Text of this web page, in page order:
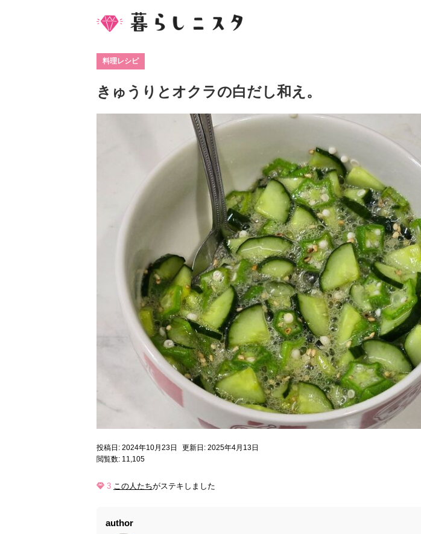
料理レシピ
きゅうりとオクラの白だし和え。
投稿日: 2024年10月23日
更新日: 2025年4月13日
閲覧数: 11,105
3 この人たちがステキしました
author